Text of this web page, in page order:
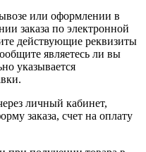
или оформлении в
заказа по электронной
действующие реквизиты
являетесь ли вы
указывается
личный кабинет,
заказа, счет на оплату